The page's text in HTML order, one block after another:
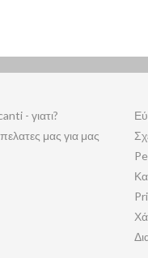
- γιατι?
μας για μας